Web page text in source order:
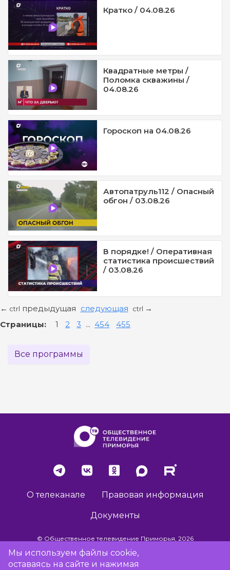
Кратко / 04.08.26
Квадратные метры /
Поломка скважины /
04.08.26
Гороскоп на 04.08.26
Автопатруль112 / Опасный
обгон / 03.08.26
В порядке! / Оперативная
статистика происшествий
/ 03.08.26
← ctrl предыдущая следующая ctrl →
Страницы: 1 2 3 ... 454 455
Все программы
О телеканале Правовая информация
Документы
© Общественное телевидение Приморья, 2026
Мы используем файлы cookie,
оставаясь на сайте и нажимая